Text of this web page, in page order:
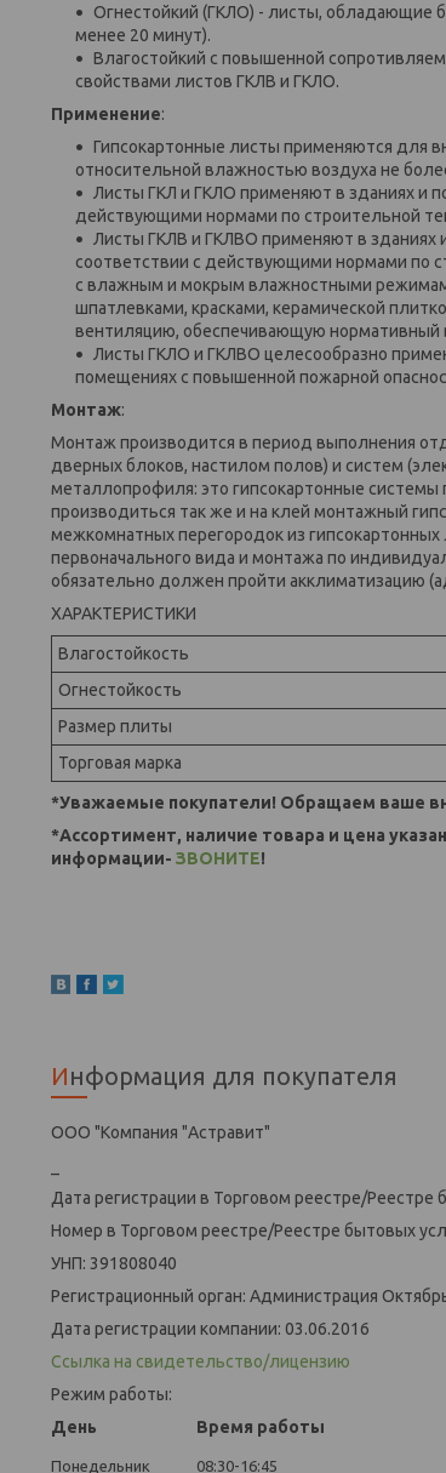
Огнестойкий (ГКЛО) - листы, обладающие
менее 20 минут).
Влагостойкий с повышенной
свойствами листов ГКЛВ и ГКЛО.
Применение:
Гипсокартонные листы применяются для
относительной влажностью воздуха не
Листы ГКЛ и ГКЛО применяют в зданиях и
действующими нормами по строительной
Листы ГКЛВ и ГКЛВО применяют в
соответствии с действующими нормами по
с влажным и мокрым влажностными
шпатлевками, красками, керамической
вентиляцию, обеспечивающую нормативный
Листы ГКЛО и ГКЛВО целесообразно
помещениях с повышенной пожарной
Монтаж:
Монтаж производится в период выполнения
дверных блоков, настилом полов) и систем
металлопрофиля: это гипсокартонные
производиться так же и на клей монтажный
межкомнатных перегородок из
первоначального вида и монтажа по
обязательно должен пройти акклиматизацию
ХАРАКТЕРИСТИКИ
Влагостойкость
Огнестойкость
Размер плиты
Торговая марка
*Уважаемые покупатели! Обращаем ваше
*Ассортимент, наличие товара и цена
информации- ЗВОНИТЕ!
Информация для покупателя
ООО "Компания "Астравит"
Дата регистрации в Торговом реестре/Реестре
Номер в Торговом реестре/Реестре бытовых
УНП: 391808040
Регистрационный орган: Администрация
Дата регистрации компании: 03.06.2016
Ссылка на свидетельство/лицензию
Режим работы:
День
Время работы
Понедельник 08:30-16:45